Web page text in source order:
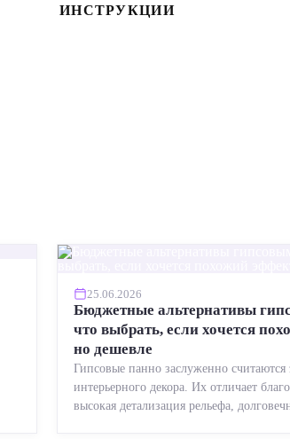
ИНСТРУКЦИИ
25.06.2026
Бюджетные альтернативы
что выбрать, если хочется
но дешевле
Гипсовые панно заслуженно считаются
интерьерного декора. Их отличает
высокая детализация рельефа,